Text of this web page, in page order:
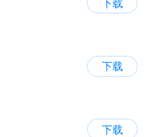
下载
下载
下载